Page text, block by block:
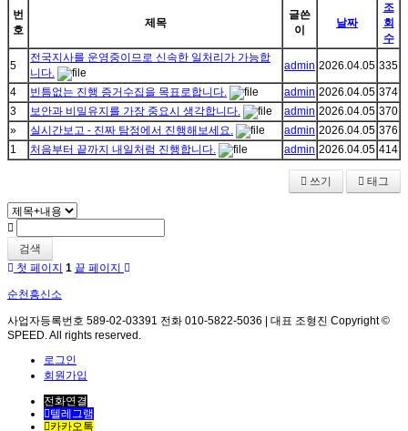
번
호
제목
글쓴
이
날짜
조
회
수
5
전국지사를 운영중이므로 신속한 일처리가 가능합
니다.
admin 2026.04.05 335
4 빈틈없는 진행 증거수집을 목표로합니다. admin 2026.04.05 374
3
보안과 비밀유지를 가장 중요시 생각합니다. admin 2026.04.05 370
»
실시간보고 - 진짜 탐정에서 진행해보세요. admin 2026.04.05 376
1
처음부터 끝까지 내일처럼 진행합니다. admin 2026.04.05 414
쓰기 태그
검색
첫 페이지 1 끝 페이지
순천흥신소
사업자등록번호 589-02-03391 전화 010-5822-5036 | 대표 조형진 Copyright ©
SPEED. All rights reserved.
로그인
회원가입
전화연결
텔레그램
카카오톡